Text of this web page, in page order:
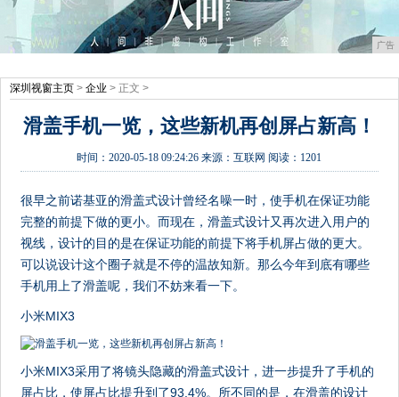
广告
深圳视窗主页 > 企业 > 正文 >
滑盖手机一览，这些新机再创屏占新高！
时间：2020-05-18 09:24:26 来源：互联网 阅读：1201
很早之前诺基亚的滑盖式设计曾经名噪一时，使手机在保证功能
完整的前提下做的更小。而现在，滑盖式设计又再次进入用户的
视线，设计的目的是在保证功能的前提下将手机屏占做的更大。
可以说设计这个圈子就是不停的温故知新。那么今年到底有哪些
手机用上了滑盖呢，我们不妨来看一下。
小米MIX3
小米MIX3采用了将镜头隐藏的滑盖式设计，进一步提升了手机的
屏占比，使屏占比提升到了93.4%。所不同的是，在滑盖的设计